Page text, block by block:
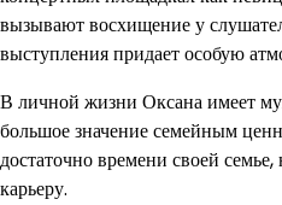
вызывают восхищение у
выступления придает особую
В личной жизни Оксана имеет
большое значение семейным
достаточно времени своей
карьеру.